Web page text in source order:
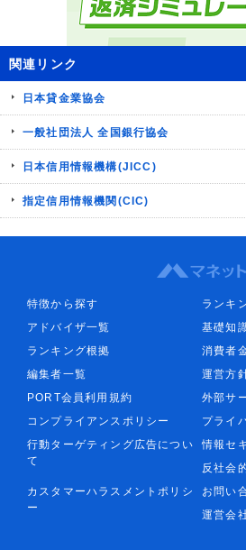
関連リンク
日本貸金業協会
一般社団法人 全国銀行協会
日本信用情報機構(JICC)
指定信用情報機関(CIC)
特徴から探す
ランキ
アドバイザ一覧
基礎知
ランキング根拠
消費者
編集者一覧
運営方
PORT会員利用規約
外部サ
コンプライアンスポリシー
プライ
行動ターゲティング広告につい
て
情報セ
反社会
カスタマーハラスメントポリシ
ー
お問い
運営会